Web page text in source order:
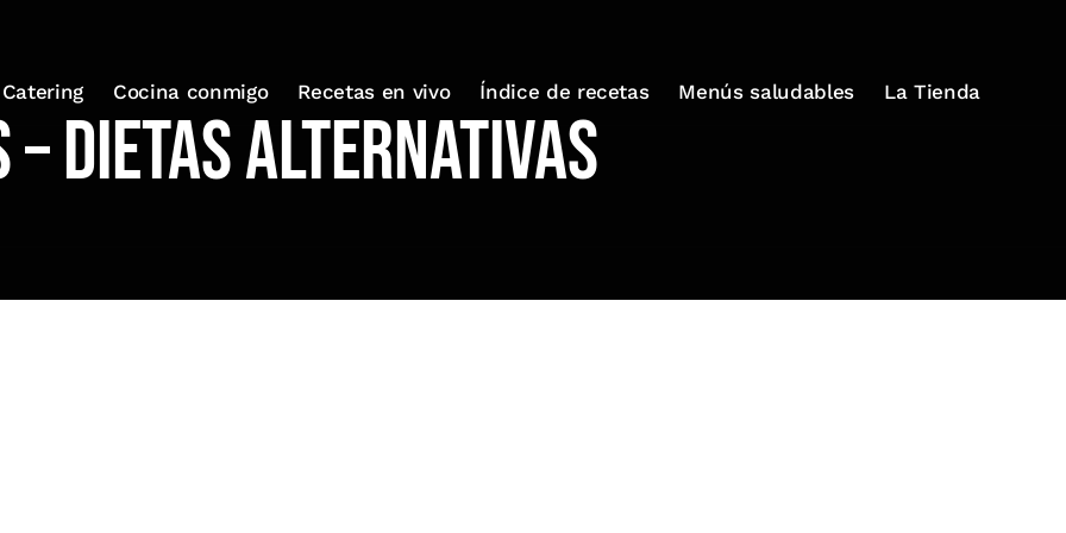
Catering Cocina conmigo Recetas en vivo Índice de recetas Menús saludables La Tienda
– Dietas alternativas